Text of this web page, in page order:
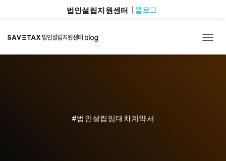
법인설립지원센터 블로그
#법인설립임대차계약서